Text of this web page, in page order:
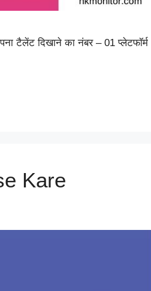
टैलेंट दिखाने का नंबर – 01 प्लेटफॉर्म
Kare